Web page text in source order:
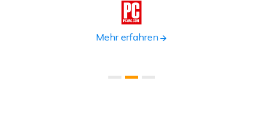

Mehr erfahren